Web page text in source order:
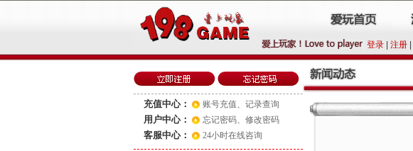
登录 注册
充值中心： 账号充值、 记录查询
用户中心： 忘记密码、 修改密码
客服中心： 24小时在线咨询